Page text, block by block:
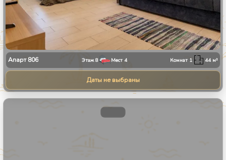
Апарт806 Этаж8 Мест 4 Комнат 1 44м²
Даты не выбраны